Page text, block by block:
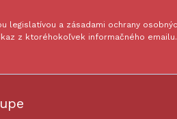
a zásadami ochrany
z ktoréhokoľvek informačného emailu.